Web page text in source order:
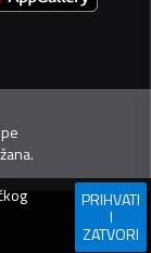
PRIHVATI
I
ZATVORI